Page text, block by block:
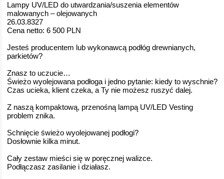
Lampy UV/LED do utwardzania/suszenia elementów
malowanych – olejowanych
26.03.8327
Cena netto: 6 500 PLN
Jesteś producentem lub wykonawcą podłóg drewnianych,
parkietów?
Znasz to uczucie…
Świeżo wyolejowana podłoga i jedno pytanie: kiedy to wyschnie?
Czas ucieka, klient czeka, a Ty nie możesz ruszyć dalej.
Z naszą kompaktową, przenośną lampą UV/LED Vesting
problem znika.
Schnięcie świeżo wyolejowanej podłogi?
Dosłownie kilka minut.
Cały zestaw mieści się w poręcznej walizce.
Podłączasz zasilanie i działasz.